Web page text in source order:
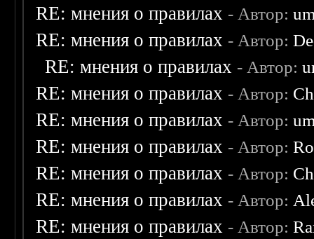
RE: мнения о правилах - Автор:
RE: мнения о правилах - Автор:
RE: мнения о правилах - Автор:
RE: мнения о правилах - Автор:
RE: мнения о правилах - Автор:
RE: мнения о правилах - Автор:
RE: мнения о правилах - Автор:
RE: мнения о правилах - Автор:
RE: мнения о правилах - Автор: